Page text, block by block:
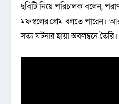
ছবিটি নিয়ে পরিচালক বলেন,
মফস্বলের প্রেম বলতে পারেন।
সত্য ঘটনার ছায়া অবলম্বনে তৈরি।